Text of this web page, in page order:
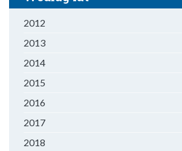
2012
2013
2014
2015
2016
2017
2018